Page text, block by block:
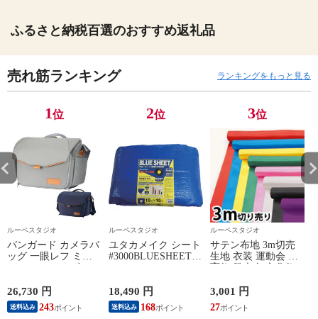
ふるさと納税百選のおすすめ返礼品
売れ筋ランキング ランキングをもっと見る
1位
ルーペスタジオ
バンガード カメラバ
ッグ 一眼レフ ミラ
ーレス ショルダーバ
ンカバー付き VEO
CITY S38
VANGUARD バンガ
26,730 円
送料込み 243
2位
ルーペスタジオ
ユタカメイク シート
#3000BLUESHEET(OB)
無料
18,490 円
送料込み 168
3位
ルーペスタジオ
サテン布地 3m切売
生地 衣装 運動会 体
育祭 発表会 文化祭
3,001 円
27